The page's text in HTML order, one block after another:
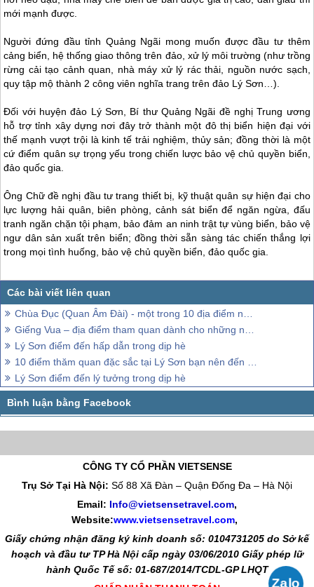
mới mạnh được.
Người đứng đầu tỉnh Quảng Ngãi mong muốn được đầu tư thêm
cảng biển, hệ thống giao thông trên đảo, xử lý môi trường (như trồng
rừng cải tạo cảnh quan, nhà máy xử lý rác thải, nguồn nước sạch,
quy tập mộ thành 2 công viên nghĩa trang trênđảo Lý Sơn…).
Đối với huyệnđảo Lý Sơn, Bí thư Quảng Ngãi đề nghị Trung ương
hỗ trợ tỉnh xây dựng nơi đây trở thành một đô thị biển hiện đại với
thế mạnh vượt trội là kinh tế trải nghiệm, thủy sản; đồng thời là một
cứ điểm quân sự trọng yếu trong chiến lược bảo vệ chủ quyền biển,
đảo quốc gia.
Ông Chữ đề nghị đầu tư trang thiết bị, kỹ thuật quân sự hiện đại cho
lực lượng hải quân, biên phòng, cảnh sát biển để ngăn ngừa, đấu
tranh ngăn chặn tội phạm, bảo đảm an ninh trật tự vùng biển, bảo vệ
ngư dân sản xuất trên biển; đồng thời sẵn sàng tác chiến thắng lợi
trong mọi tình huống, bảo vệ chủ quyền biển, đảo quốc gia.
Chùa Đục (Quan Âm Đài) - một trong 10 địa điểm nhất định phải ghé thăm khi đến Lý Sơn
Giếng Vua – địa điểm tham quan dành cho những người yêu thích những câu chuyện cổ
Lý Sơn điểm đến hấp dẫn trong dịp hè
10 điểm thăm quan đặc sắc tại Lý Sơn bạn nên đến 1 lần trong đời
Lý Sơn điểm đến lý tưởng trong dịp hè
CÔNG TY CỔ PHẦN VIETSENSE
Trụ Sở Tại Hà Nội: Số 88 Xã Đàn – Quận Đống Đa – Hà Nội
Email: Info@vietsensetravel.com,
Website:www.vietsensetravel.com,
Giấy chứng nhận đăng ký kinh doanh số: 0104731205 do Sở kế
hoạch và đầu tư TP Hà Nội cấp ngày 03/06/2010 Giấy phép lữ
hành Quốc Tế số: 01-687/2014/TCDL-GP LHQT